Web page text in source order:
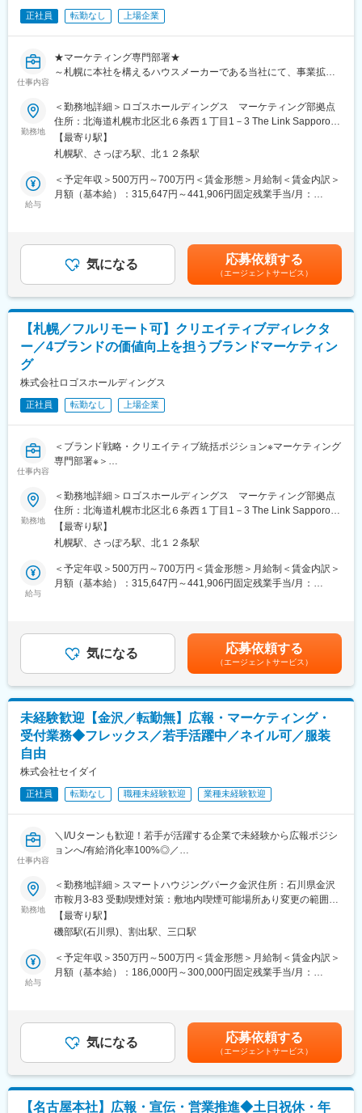
本社がある広島県ではCMでおなじみの会社です。
◎安定性が高い企業で安心して働く
黒字経営を維持しており、中小企業の信用格付けで高いランクを
維持しています。
■当社の特徴：
◎「ハウスから、ライフへ」という信念に基づき、お客様一人ひ
とりのライフスタイルをサポートし、充実した生活を提供しま
す。
◎また、帰宅時間を早める取り組みや、産育休制度があり働きや
変更の範囲：会社の定める業務
正社員 転勤なし 上場企業
仕事内容
★マーケティング専門部署★
～札幌に本社を構えるハウスメーカーである当社にて、事業拡大
■ミッション：
・当社が展開する4ブランドそれぞれの個性や強みを活かしなが
ら、ブランド価値向上と集客成果最大化の両立を実現すること。
・戦略立案から実行、効果検証までを一貫して推進し、マーケテ
ィングの力で事業成長を牽引していただきます。
す。
・将来的にはディレクターとして、各ブランドのマーケティング
戦略を統括し、組織を牽引いただくことを期待しています。
(1)マーケティング戦略の立案・実行
・各事業会社の商談目標達成に向けた集客戦略の企画・推進
・KGI・KPIに基づくマーケティング施策の設計・実行
(2)効果分析・改善推進
・マーケティング施策の効果検証および改善提案
・各ブランドのマーケティング予算管理
・投資対効果を踏まえたリソースの最適化
(4)外部パートナーとの連携
・広告代理店や制作会社との折衝
・広告運用や制作進行のディレクション
・成果最大化に向けた改善提案
・CRM／MAの活用推進
・生成AIを活用した業務効率化
・部長の下、8名のメンバーで構成されております（20代～30代
が中心）
■この仕事のやりがい：
・当社では複数の住宅ブランドを展開しており、それぞれ異なる
ブランドコンセプトや顧客層を持っています。
・本ポジションでは、4つのブランドそれぞれの個性や世界観を大
切にしながら、戦略立案から実行、改善まで幅広く携わることが
・各ブランドの強みを活かしながら、お客様に選ばれる仕組みづ
くりを推進できることが、この仕事の大きなやりがいです。
変更の範囲：会社の定める業務
勤務地
＜勤務地詳細＞ロゴスホールディングス マーケティング部拠点
住所：北海道札幌市北区北６条西１丁目1－3 The Link Sapporo
８階受動喫煙対策：屋内全面禁煙変更の範囲：会社の定める事業
所（リモートワーク含む）
【最寄り駅】
札幌駅、さっぽろ駅、北１２条駅
給与
＜予定年収＞500万円～700万円＜賃金形態＞月給制＜賃金内訳＞
月額（基本給）：315,647円～441,906円固定残業手当/月：
詳細は、経験・年齢・能力を考慮し規定により優遇致します。■昇
給：年1回（7月）※業務評価による■賞与：年2回（6月、12月）年
間：基本給2.0ヶ月分支給※前年度実績による賃金はあくまでも目
安の金額であり、選考を通じて上下する可能性があります。月給
(月額)は固定手当を含めた表記です。
気になる 応募依頼する
（エージェントサービス）
【札幌／フルリモート可】クリエイティブディレクタ
ー／4ブランドの価値向上を担うブランドマーケティン
グ
株式会社ロゴスホールディングス
正社員 転勤なし 上場企業
仕事内容
＜ブランド戦略・クリエイティブ統括ポジション※マーケティング
専門部署※＞
核メンバー募集～
■募集背景：
・札幌に本社を構えるハウスメーカーである当社では、事業拡大
に伴いマーケティング組織の強化を進めています。
・これまで培ってきた各ブランドの価値をさらに高めるため、ブ
ランディングとマーケティングの両面から組織を牽引いただける
・中長期的な企業価値向上を目指す「ブランディング」と、反
響・リード獲得を目的とした「ダイレクトマーケティング」の両
■業務詳細：
(1)ブランド戦略の企画・推進：
・ブランドコンセプト、世界観の設計・浸透施策の企画推進
(2)クリエイティブ品質管理・ディレクション：
・デザインおよびコピーライティングの企画・制作ディレクショ
ン
(3)制作プロジェクト推進：
・社内関係部署との連携およびプロジェクト進行管理
・外部制作会社、デザイナー、撮影チーム等の選定・折衝・ディ
レクション
■組織構成：
・事業成長に直結するマーケティング戦略の推進
・ブランド価値向上と反響獲得を両立するクリエイティブの実現
・各ブランドの魅力を最大限に引き出すコミュニケーション設計
■このポジションの魅力：
勤務地
＜勤務地詳細＞ロゴスホールディングス マーケティング部拠点
住所：北海道札幌市北区北６条西１丁目1－3 The Link Sapporo
８階受動喫煙対策：屋内全面禁煙変更の範囲：会社の定める事業
所（リモートワーク含む）
【最寄り駅】
札幌駅、さっぽろ駅、北１２条駅
給与
＜予定年収＞500万円～700万円＜賃金形態＞月給制＜賃金内訳＞
月額（基本給）：315,647円～441,906円固定残業手当/月：
詳細は、経験・年齢・能力を考慮し規定により優遇致します。■昇
給：年1回（7月）※業務評価による■賞与：年2回（6月、12月）年
間：基本給2.0ヶ月分支給※前年度実績による賃金はあくまでも目
安の金額であり、選考を通じて上下する可能性があります。月給
(月額)は固定手当を含めた表記です。
気になる 応募依頼する
（エージェントサービス）
未経験歓迎【金沢／転勤無】広報・マーケティング・
受付業務◆フレックス／若手活躍中／ネイル可／服装
自由
株式会社セイダイ
正社員 転勤なし 職種未経験歓迎 業種未経験歓迎
仕事内容
＼I/Uターンも歓迎！若手が活躍する企業で未経験から広報ポジシ
ョンへ/有給消化率100%◎／
＝働きやすさ抜群＝
◎フレックス制度あり(コアタイム13時～15時＊回数制限なし)
◎完全週休2日制・残業５Ｈ・転勤なし
◎水曜+希望曜日1日お休み(土日のどちらかで取得している社員が
ほとんど)
■当社について：
住宅品質は国内最高峰だと自負しており、売り上げも好調です。
勤務地
＜勤務地詳細＞スマートハウジングパーク金沢住所：石川県金沢
市鞍月3-83 受動喫煙対策：敷地内喫煙可能場所あり変更の範囲：
会社の定める事業所
【最寄り駅】
磯部駅(石川県)、割出駅、三口駅
給与
＜予定年収＞350万円～500万円＜賃金形態＞月給制＜賃金内訳＞
月額（基本給）：186,000円～300,000円固定残業手当/月：
当：資格手当：5,000～20,000円、職務手当：10,000円■昇給／評
価制度：昇給年1回(4月)、評価制度年2回■賞与：賞与（1ヶ月分
×2回）：7月、12月賃金はあくまでも目安の金額であり、選考を
通じて上下する可能性があります。月給(月額)は固定手当を含めた
表記です。
気になる 応募依頼する
（エージェントサービス）
【名古屋本社】広報・宣伝・営業推進◆土日祝休・年